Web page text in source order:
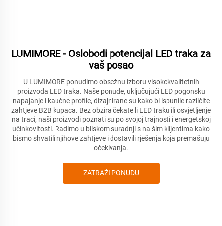
LUMIMORE - Oslobodi potencijal LED traka za
vaš posao
U LUMIMORE ponudimo obsežnu izboru visokokvalitetnih
proizvoda LED traka. Naše ponude, uključujući LED pogonsku
napajanje i kaučne profile, dizajnirane su kako bi ispunile različite
zahtjeve B2B kupaca. Bez obzira čekate li LED traku ili osvjetljenje
na traci, naši proizvodi poznati su po svojoj trajnosti i energetskoj
učinkovitosti. Radimo u bliskom suradnji s na šim klijentima kako
bismo shvatili njihove zahtjeve i dostavili rješenja koja premašuju
očekivanja.
ZATRAŽI PONUDU